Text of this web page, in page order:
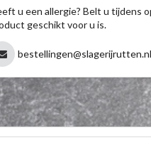
u een allergie? Belt u tijdens
geschikt voor u is.
bestellingen@slagerijrutten.nl